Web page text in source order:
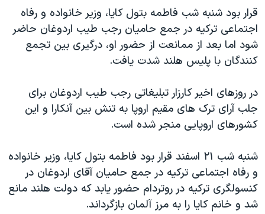
اعتراضات مردمی آبان ۹۸
اسرائیل در جنگ
نرگس محمدی برنده جایزه نوبل صلح
صفحه‌های ویژه
سفر پرزیدنت ترامپ به چین
قرار بود شنبه شب فاطمه بتول کایا، وزیر خانواده و رفاه
اجتماعی ترکیه در جمع حامیان رجب طیب اردوغان حاضر
شود اما بعد از ممانعت از حضور او، درگیری بین تجمع
کنندگان با پلیس هلند شدت یافت.
در روزهای اخیر کارزار تبلیغاتی رجب طیب اردوغان برای
جلب آرای ترک های مقیم اروپا به تنش بین آنکارا و این
کشورهای اروپایی منجر شده است.
شنبه شب ۲۱ اسفند قرار بود فاطمه بتول کایا، وزیر خانواده
و رفاه اجتماعی ترکیه در جمع حامیان آقای اردوغان در
کنسولگری ترکیه در روتردام حضور یابد که دولت هلند مانع
شد و خانم کایا را به مرز آلمان بازگرداند.